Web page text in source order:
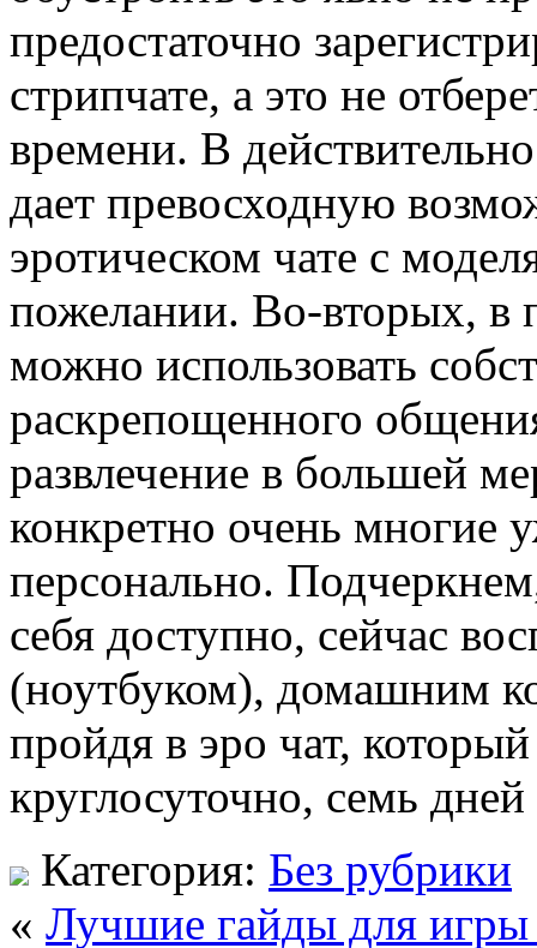
предостаточно
стрипчате, а это не
времени. В
дает превосходную
эротическом чате с
пожелании. Во-вторых, в
можно использовать
раскрепощенного
развлечение в большей
конкретно очень многие
персонально.
себя доступно, сейчас
(ноутбуком), домашним
пройдя в эро чат, который
круглосуточно, семь
Категория: Без рубрики
« Лучшие гайды для